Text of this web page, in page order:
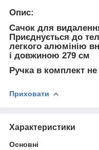
Опис:
Сачок для
Приєднується до
легкого алюмінію
і довжиною 279 см
Ручка в комплект
Приховати
Характеристики
Основні